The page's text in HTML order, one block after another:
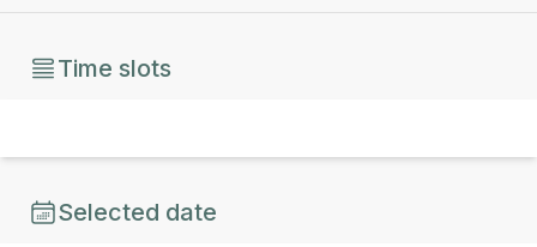
Time slots
Selected date